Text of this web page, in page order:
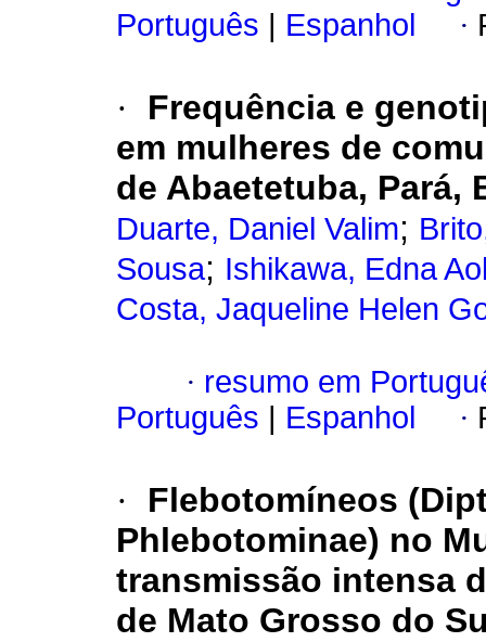
Português
Espanhol ·
·
Frequência e
em mulheres de
de Abaetetuba, Pará,
Duarte, Daniel Valim;
Sousa; Ishikawa, Edna
Costa, Jaqueline Helen
· resumo em
Português
Espanhol ·
·
Flebotomíneos
Phlebotominae) no
transmissão intensa
de Mato Grosso do